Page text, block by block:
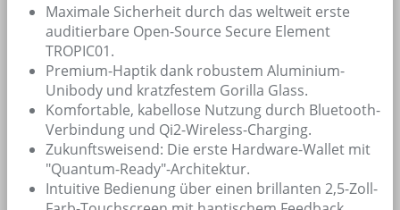
Maximale Sicherheit durch das weltweit erste
auditierbare Open-Source Secure Element
TROPIC01.
Premium-Haptik dank robustem Aluminium-
Unibody und kratzfestem Gorilla Glass.
Komfortable, kabellose Nutzung durch Bluetooth-
Verbindung und Qi2-Wireless-Charging.
Zukunftsweisend: Die erste Hardware-Wallet mit
"Quantum-Ready"-Architektur.
Intuitive Bedienung über einen brillanten 2,5-Zoll-